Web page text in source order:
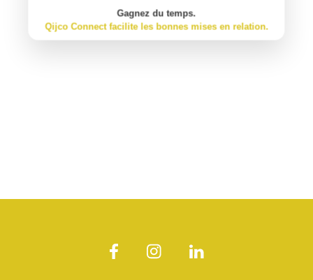
Gagnez du temps.
Qijco Connect facilite les bonnes mises en relation.